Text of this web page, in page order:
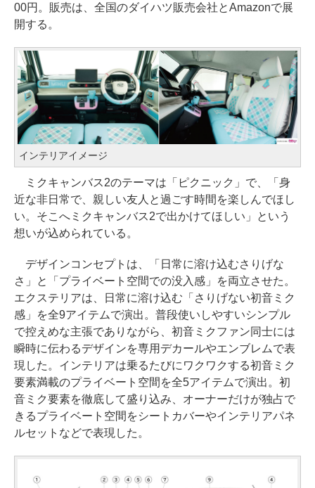
00円。販売は、全国のダイハツ販売会社とAmazonで展
開する。
インテリアイメージ
ミクキャンバス2のテーマは「ピクニック」で、「身
近な非日常で、親しい友人と過ごす時間を楽しんでほし
い。そこへミクキャンバス2で出かけてほしい」という
想いが込められている。
デザインコンセプトは、「日常に溶け込むさりげな
さ」と「プライベート空間での没入感」を両立させた。
エクステリアは、日常に溶け込む「さりげない初音ミク
感」を全9アイテムで演出。普段使いしやすいシンプル
で控えめな主張でありながら、初音ミクファン同士には
瞬時に伝わるデザインを専用デカールやエンブレムで表
現した。インテリアは乗るたびにワクワクする初音ミク
要素満載のプライベート空間を全5アイテムで演出。初
音ミク要素を徹底して盛り込み、オーナーだけが独占で
きるプライベート空間をシートカバーやインテリアパネ
ルセットなどで表現した。